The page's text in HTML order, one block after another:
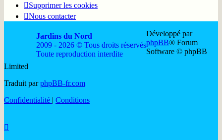
Supprimer les cookies
Nous contacter
Jardins du Nord
2009 - 2026 © Tous droits réservés
Toute reproduction interdite
Développé par
phpBB® Forum
Software © phpBB
Limited
Traduit parphpBB-fr.com
Confidentialité | Conditions